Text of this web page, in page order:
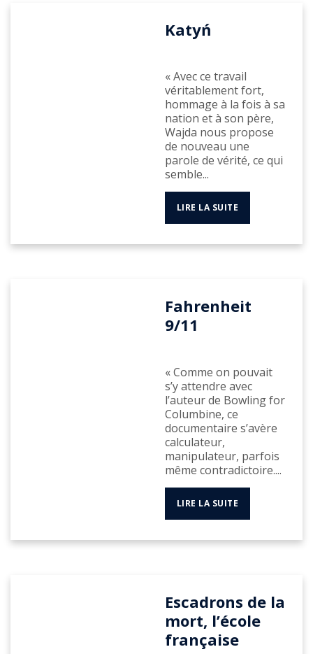
Katyń
« Avec ce travail
véritablement fort,
hommage à la fois à sa
nation et à son père,
Wajda nous propose
de nouveau une
parole de vérité, ce qui
semble...
LIRE LA SUITE
Fahrenheit
9/11
« Comme on pouvait
s’y attendre avec
l’auteur de Bowling for
Columbine, ce
documentaire s’avère
calculateur,
manipulateur, parfois
même contradictoire....
LIRE LA SUITE
Escadrons de la
mort, l’école
française